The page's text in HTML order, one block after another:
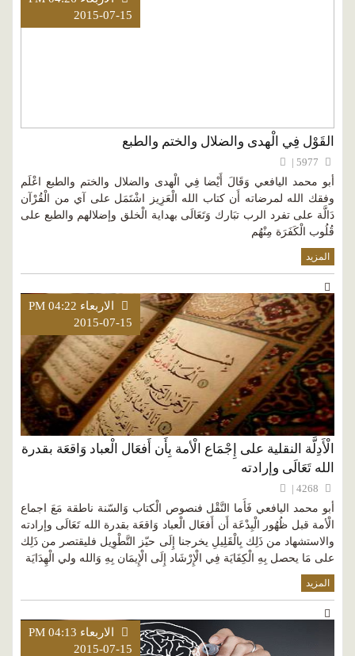
2015-07-15
القَوْل فِي الْهدى والضلال والختم والطبع
أبو محمد اليافعي وَقَالَ أَيْضا فِي الْهدى والضلال والختم والطبع اعْلَم
وفقك الله لمرضاته أَن كتاب الله الْعَزِيز اشْتَمَل على آي من الْقُرْآن
دَالَّة على تفرد الرب تبَارك وَتَعَالَى بهداية الْخلق وإضلالهم والطبع على
قُلُوب الْكَفَرَة مِنْهُم
المزيد
الاربعاء PM 04:22
2015-07-15
الْأَدِلَّة النقلية على إِجْمَاع الْأمة بِأَن أَفعَال الْعباد وَاقعَة بقدرة
الله تَعَالَى وإرادته
أبو محمد اليافعي فَأَما النَّقْل فنصوص الْكتاب وَالسّنة ناطقة مَعَ اجماع
الْأمة قبل ظُهُور الْبِدْعَة أَن أَفعَال الْعباد وَاقعَة بقدرة الله تَعَالَى وإرادته
والاستشهاد من ذَلِك بِالْقَلِيلِ يخرجنا إِلَى حيّز التَّطْوِيل فليقتصر من ذَلِك
على مَا يحصل بِهِ الْكِفَايَة فِي الْإِرْشَاد إِلَى الْإِيمَان بِهِ وَالله ولي الْهِدَايَة
المزيد
الاربعاء PM 04:13
2015-07-15